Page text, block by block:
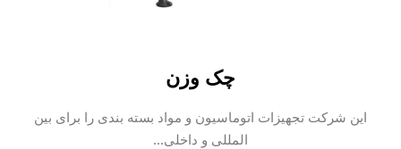
چک وزن
این شرکت تجهیزات اتوماسیون و مواد بسته بندی را برای بین
المللی و داخلی...